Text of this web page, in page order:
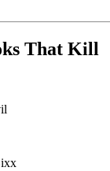
That Kill